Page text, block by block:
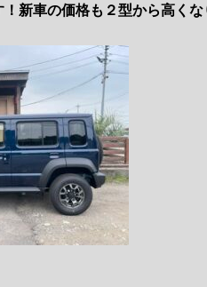
！新車の価格も２型から高く